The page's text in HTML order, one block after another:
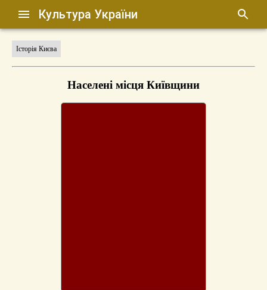
Культура України
Історія Києва
Населені місця Київщини